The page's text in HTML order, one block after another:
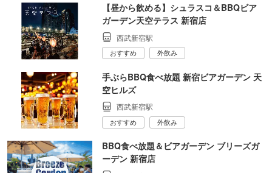
【昼から飲める】シュラスコ＆BBQビア
ガーデン天空テラス 新宿店
西武新宿駅
おすすめ 外飲み
手ぶらBBQ食べ放題 新宿ビアガーデン 天
空ヒルズ
西武新宿駅
おすすめ 外飲み
BBQ食べ放題＆ビアガーデン ブリーズガ
ーデン 新宿店